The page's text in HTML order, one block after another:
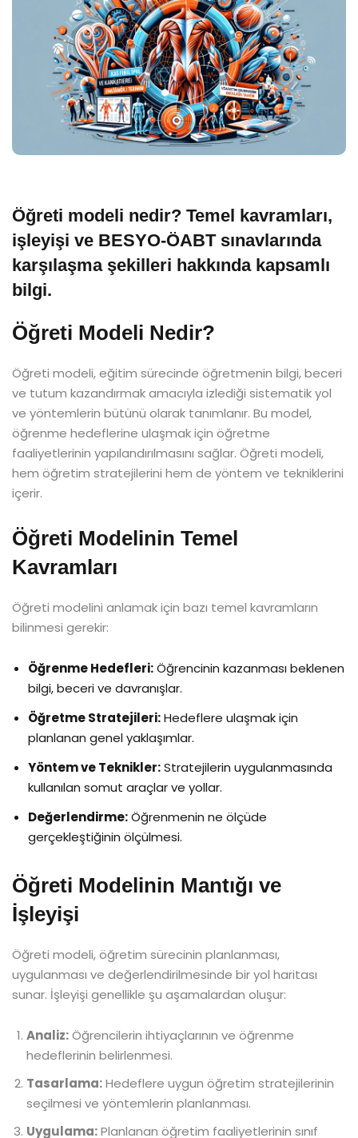
Öğreti modeli nedir? Temel kavramları,
işleyişi ve BESYO-ÖABT sınavlarında
karşılaşma şekilleri hakkında kapsamlı
bilgi.
Öğreti Modeli Nedir?
Öğreti modeli, eğitim sürecinde öğretmenin bilgi, beceri
ve tutum kazandırmak amacıyla izlediği sistematik yol
ve yöntemlerin bütünü olarak tanımlanır. Bu model,
öğrenme hedeflerine ulaşmak için öğretme
faaliyetlerinin yapılandırılmasını sağlar. Öğreti modeli,
hem öğretim stratejilerini hem de yöntem ve tekniklerini
içerir.
Öğreti Modelinin Temel
Kavramları
Öğreti modelini anlamak için bazı temel kavramların
bilinmesi gerekir:
Öğrenme Hedefleri:Öğrencinin kazanması beklenen
bilgi, beceri ve davranışlar.
Öğretme Stratejileri:Hedeflere ulaşmak için
planlanan genel yaklaşımlar.
Yöntem ve Teknikler:Stratejilerin uygulanmasında
kullanılan somut araçlar ve yollar.
Değerlendirme:Öğrenmenin ne ölçüde
gerçekleştiğinin ölçülmesi.
Öğreti Modelinin Mantığı ve
İşleyişi
Öğreti modeli, öğretim sürecinin planlanması,
uygulanması ve değerlendirilmesinde bir yol haritası
sunar. İşleyişi genellikle şu aşamalardan oluşur:
Analiz:Öğrencilerin ihtiyaçlarının ve öğrenme
hedeflerinin belirlenmesi.
Tasarlama:Hedeflere uygun öğretim stratejilerinin
seçilmesi ve yöntemlerin planlanması.
Uygulama:Planlanan öğretim faaliyetlerinin sınıf